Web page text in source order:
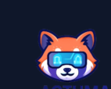
contenu